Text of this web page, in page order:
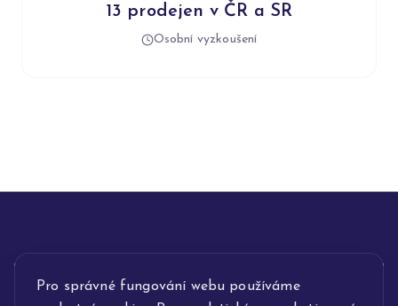
Pro správné fungování webu používáme
13 prodejen v ČR a SR
Osobní vyzkoušení
INFORMACE